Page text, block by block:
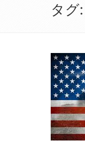
タグ: